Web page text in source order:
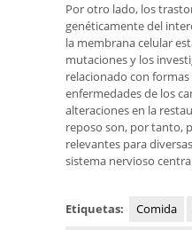
Por otro lado, los
genéticamente del
la membrana celular
mutaciones y los
relacionado con
enfermedades de los
alteraciones en la
reposo son, por tanto,
relevantes para
sistema nervioso
Etiquetas: Comida